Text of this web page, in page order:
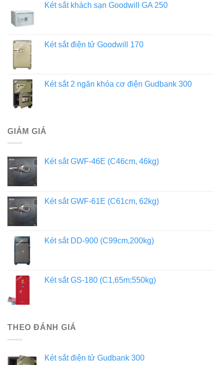
Két sắt khách sạn Goodwill GA 250
Két sắt điện tử Goodwill 170
Két sắt 2 ngăn khóa cơ điện Gudbank 300
GIẢM GIÁ
Két sắt GWF-46E (C46cm, 46kg)
Két sắt GWF-61E (C61cm, 62kg)
Két sắt DD-900 (C99cm,200kg)
Két sắt GS-180 (C1,65m;550kg)
THEO ĐÁNH GIÁ
Két sắt điện tử Gudbank 300